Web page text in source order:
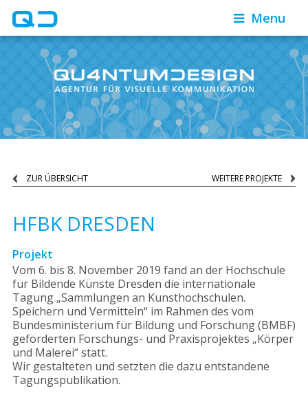
Menu
ZUR ÜBERSICHT WEITERE PROJEKTE
HFBK DRESDEN
Projekt
Vom 6. bis 8. November 2019 fand an der Hochschule
für Bildende Künste Dresden die internationale
Tagung „Sammlungen an Kunsthochschulen.
Speichern und Vermitteln“ im Rahmen des vom
Bundesministerium für Bildung und Forschung (BMBF)
geförderten Forschungs- und Praxisprojektes „Körper
und Malerei“ statt.
Wir gestalteten und setzten die dazu entstandene
Tagungspublikation.